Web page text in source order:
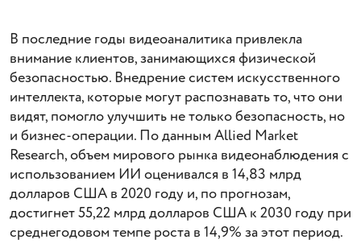
В последние годы видеоаналитика привлекла
внимание клиентов, занимающихся физической
безопасностью. Внедрение систем искусственного
интеллекта, которые могут распознавать то, что они
видят, помогло улучшить не только безопасность, но
и бизнес-операции. По данным Allied Market
Research, объем мирового рынка видеонаблюдения с
использованием ИИ оценивался в 14,83 млрд
долларов США в 2020 году и, по прогнозам,
достигнет 55,22 млрд долларов США к 2030 году при
среднегодовом темпе роста в 14,9% за этот период.